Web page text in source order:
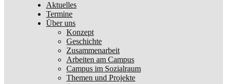
Aktuelles
Termine
Über uns
Konzept
Geschichte
Zusammenarbeit
Arbeiten am Campus
Campus im Sozialraum
Themen und Projekte